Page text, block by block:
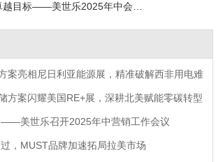
聚焦核心责任 · 冲刺卓越目标——美世乐2025年中会议圆满举行
案亮相尼日利亚能源展，精准破解西非用电难
方案闪耀美国RE+展，深耕北美赋能零碳转型
——美世乐召开2025年中营销工作会议
，MUST品牌加速拓局拉美市场